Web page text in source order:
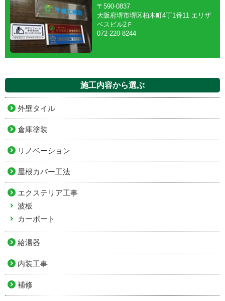
〒590-0837
大阪府堺市堺区柏木町4丁1番11 エリザ
ベスビル2Ｆ
072-220-8244
施工内容から選ぶ
外壁タイル
倉庫塗装
リノベーション
屋根カバー工法
エクステリア工事
波板
カーポート
給湯器
内装工事
補修